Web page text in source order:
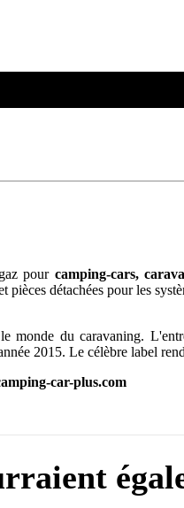
pour camping-cars,
pièces détachées pour les
monde du caravaning.
2015. Le célèbre label
car-plus.com